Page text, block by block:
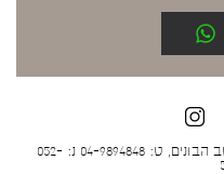
הילית קרש עיצוב ואדריכלות פנים, מושב הבונים, ט: 04-9894848 נ: 052-